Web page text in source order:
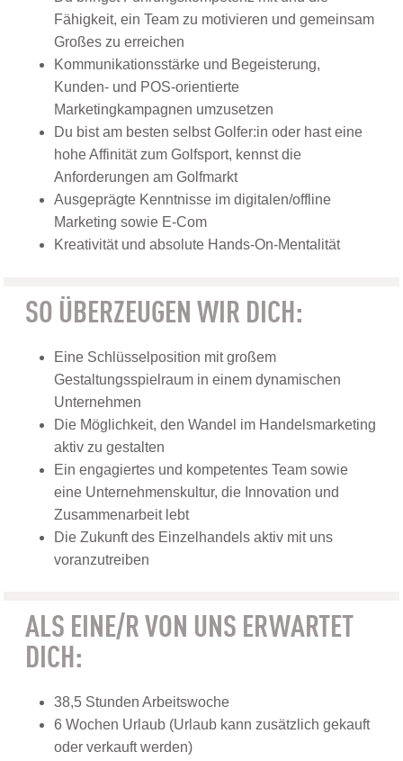
Fähigkeit, ein Team zu motivieren und gemeinsam
Großes zu erreichen
Kommunikationsstärke und Begeisterung,
Kunden- und POS-orientierte
Marketingkampagnen umzusetzen
Du bist am besten selbst Golfer:in oder hast eine
hohe Affinität zum Golfsport, kennst die
Anforderungen am Golfmarkt
Ausgeprägte Kenntnisse im digitalen/offline
Marketing sowie E-Com
Kreativität und absolute Hands-On-Mentalität
SO ÜBERZEUGEN WIR DICH:
Eine Schlüsselposition mit großem
Gestaltungsspielraum in einem dynamischen
Unternehmen
Die Möglichkeit, den Wandel im Handelsmarketing
aktiv zu gestalten
Ein engagiertes und kompetentes Team sowie
eine Unternehmenskultur, die Innovation und
Zusammenarbeit lebt
Die Zukunft des Einzelhandels aktiv mit uns
voranzutreiben
ALS EINE/R VON UNS ERWARTET
DICH:
38,5 Stunden Arbeitswoche
6 Wochen Urlaub (Urlaub kann zusätzlich gekauft
oder verkauft werden)